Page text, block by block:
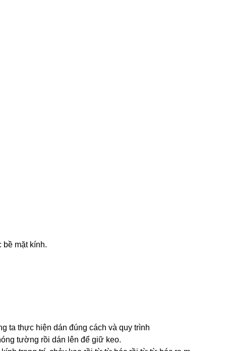
bề mặt kính.
ta thực hiện dán đúng cách và quy trình
tường rồi dán lên để giữ keo.